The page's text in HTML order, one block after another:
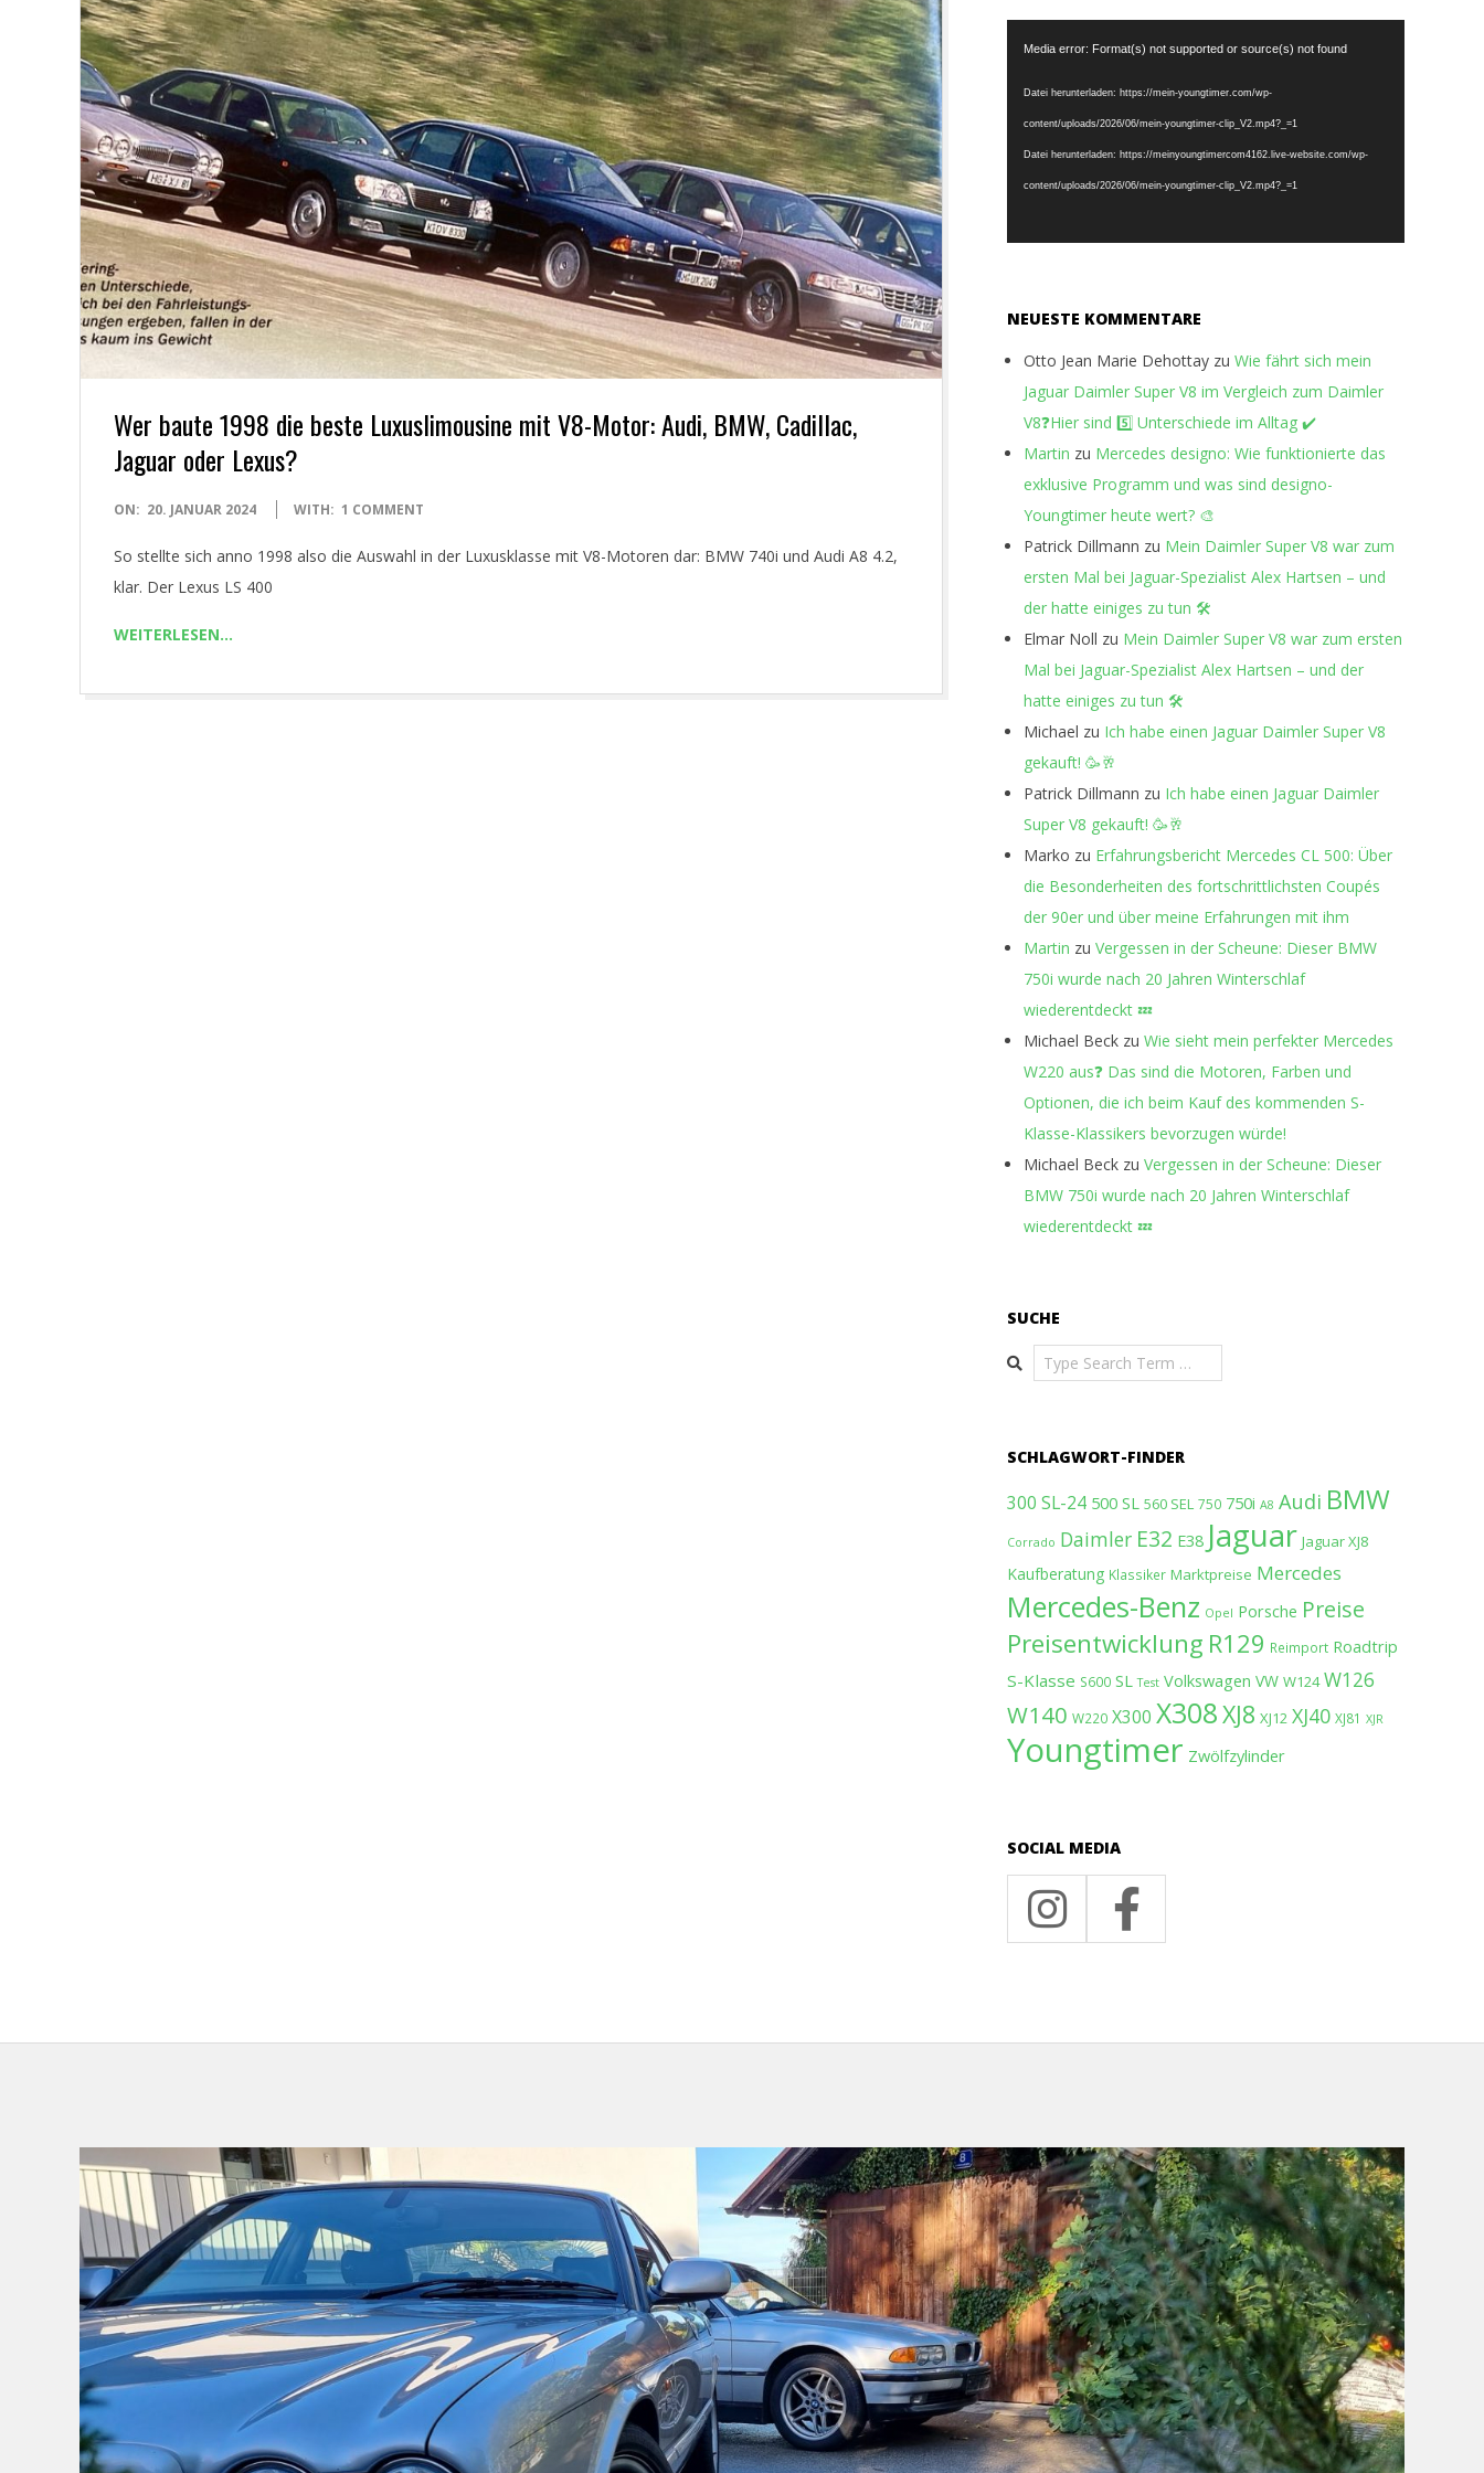
O
U
N
G
T
I
M
O
Wer baute 1998 die beste Luxuslimousine mit V8-Motor: Audi, BMW, Cadillac,
Jaguar oder Lexus?
2024-
ON: 20. JANUAR 2024 WITH: 1 COMMENT
So stellte sich anno 1998 also die Auswahl in der Luxusklasse mit V8-Motoren dar: BMW 740i und Audi A8 4.2,
klar. Der Lexus LS 400
WEITERLESEN…
Media error: Format(s) not supported or source(s) not found
Datei herunterladen: https://mein-youngtimer.com/wp-
content/uploads/2026/06/mein-youngtimer-clip_V2.mp4?_=1
Datei herunterladen: https://meinyoungtimercom4162.live-website.com/wp-
content/uploads/2026/06/mein-youngtimer-clip_V2.mp4?_=1
NEUESTE KOMMENTARE
Otto Jean Marie Dehottay zu Wie fährt sich mein
Jaguar Daimler Super V8 im Vergleich zum Daimler
V8❓Hier sind 5️⃣ Unterschiede im Alltag ✔️
Martin zu Mercedes designo: Wie funktionierte das
exklusive Programm und was sind designo-
Youngtimer heute wert? 🎨
Patrick Dillmann zu Mein Daimler Super V8 war zum
ersten Mal bei Jaguar-Spezialist Alex Hartsen – und
der hatte einiges zu tun 🛠️
Elmar Noll zu Mein Daimler Super V8 war zum ersten
Mal bei Jaguar-Spezialist Alex Hartsen – und der
hatte einiges zu tun 🛠️
Michael zu Ich habe einen Jaguar Daimler Super V8
gekauft! 🥳🥂
Patrick Dillmann zu Ich habe einen Jaguar Daimler
Super V8 gekauft! 🥳🥂
Marko zu Erfahrungsbericht Mercedes CL 500: Über
die Besonderheiten des fortschrittlichsten Coupés
der 90er und über meine Erfahrungen mit ihm
Martin zu Vergessen in der Scheune: Dieser BMW
750i wurde nach 20 Jahren Winterschlaf
wiederentdeckt 💤
Michael Beck zu Wie sieht mein perfekter Mercedes
W220 aus❓ Das sind die Motoren, Farben und
Optionen, die ich beim Kauf des kommenden S-
Klasse-Klassikers bevorzugen würde!
Michael Beck zu Vergessen in der Scheune: Dieser
BMW 750i wurde nach 20 Jahren Winterschlaf
wiederentdeckt 💤
SUCHE
Search
SCHLAGWORT-FINDER
300 SL-24 500 SL 560 SEL 750 750i A8 Audi BMW
Corrado Daimler E32 E38 Jaguar Jaguar XJ8
Kaufberatung Klassiker Marktpreise Mercedes
Mercedes-Benz Opel Porsche Preise
Preisentwicklung R129 Reimport Roadtrip
S-Klasse S600 SL Test Volkswagen VW W124 W126
W140 W220 X300 X308XJ8 XJ12 XJ40 XJ81 XJR
Youngtimer Zwölfzylinder
SOCIAL MEDIA